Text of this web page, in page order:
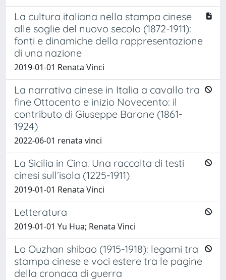
La cultura italiana nella stampa cinese
alle soglie del nuovo secolo (1872-1911):
fonti e dinamiche della rappresentazione
di una nazione
2019-01-01 Renata Vinci
La narrativa cinese in Italia a cavallo tra
fine Ottocento e inizio Novecento: il
contributo di Giuseppe Barone (1861-
1924)
2022-06-01 renata vinci
La Sicilia in Cina. Una raccolta di testi
cinesi sull’isola (1225-1911)
2019-01-01 Renata Vinci
Letteratura
2019-01-01 Yu Hua; Renata Vinci
Lo Ouzhan shibao (1915-1918): legami tra
stampa cinese e voci estere tra le pagine
della cronaca di guerra